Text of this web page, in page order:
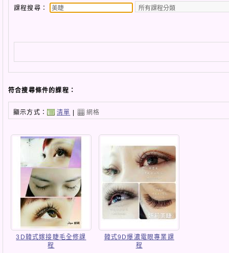
課程搜尋：
符合搜尋條件的課程：
顯示方式： 清單 | 網格
3D韓式嫁接睫毛全修課
程
韓式9D爆濃電眼專業課
程